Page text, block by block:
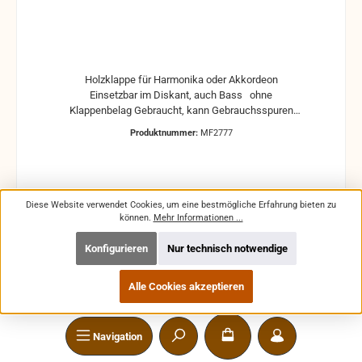
Navigation
Holzklappe für Harmonika oder Akkordeon
Einsetzbar im Diskant, auch Bass ohne
Klappenbelag Gebraucht, kann Gebrauchsspuren
Produktnummer: MF2777
Regulärer Preis:
1,69 €
Diese Website verwendet Cookies, um eine bestmögliche Erfahrung bieten zu
können. Mehr Informationen ...
Nur technisch notwendige
Konfigurieren
Alle Cookies akzeptieren